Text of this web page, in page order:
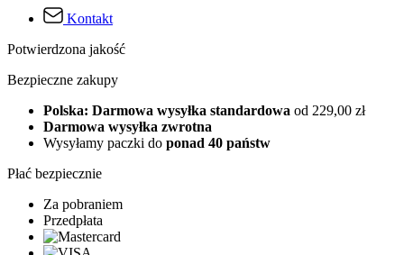
Kontakt
Potwierdzona jakość
Bezpieczne zakupy
Polska: Darmowa wysyłka standardowa od 229,00 zł
Darmowa wysyłka zwrotna
Wysyłamy paczki do ponad 40 państw
Płać bezpiecznie
Za pobraniem
Przedpłata